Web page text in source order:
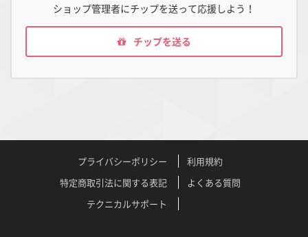
ショップ管理者にチップを送って応援しよう！
チップを送る
プライバシーポリシー
利用規約
特定商取引法に関する表記
よくある質問
テクニカルサポート